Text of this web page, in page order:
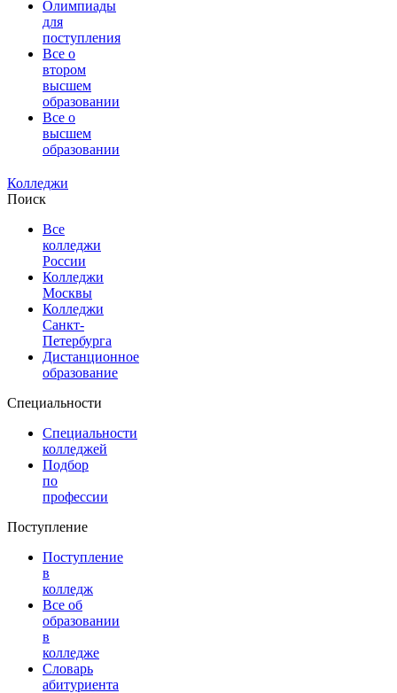
Олимпиады
для
поступления
Все о
втором
высшем
образовании
Все о
высшем
образовании
Колледжи
Поиск
Все
колледжи
России
Колледжи
Москвы
Колледжи
Санкт-
Петербурга
Дистанционное
образование
Специальности
Специальности
колледжей
Подбор
по
профессии
Поступление
Поступление
в
колледж
Все об
образовании
в
колледже
Словарь
абитуриента